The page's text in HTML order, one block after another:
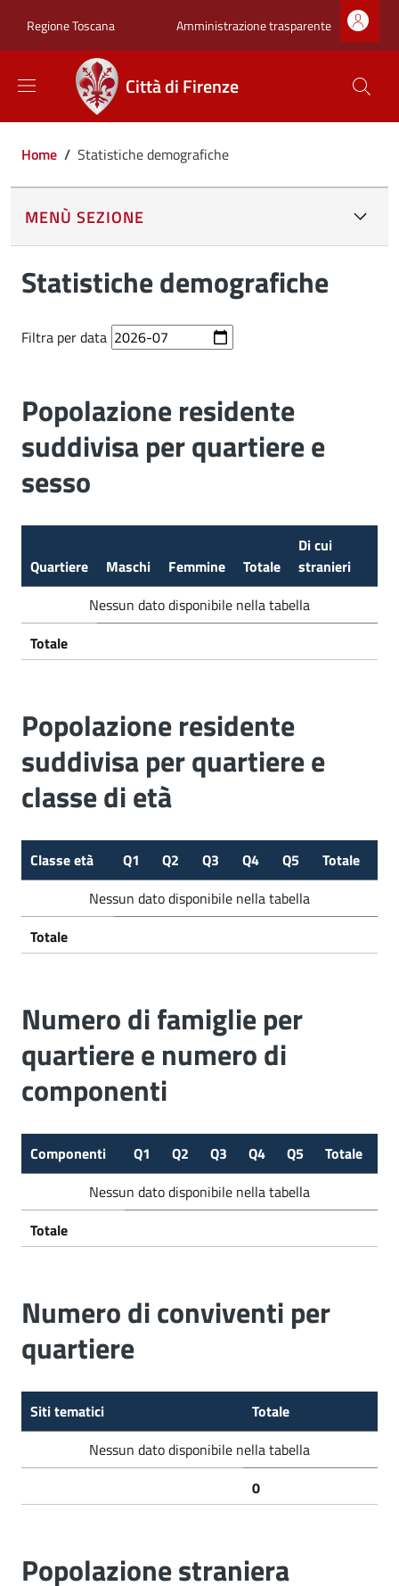
Regione Toscana Zona superiore
Amministrazione trasparente
Città di Firenze
Briciole di pane
Home / Statistiche demografiche
MENÙ SEZIONE
Statistiche demografiche
Filtra per data
Popolazione residente
suddivisa per quartiere e
sesso
Quartiere Maschi Femmine Totale
Di cui
stranieri
Nessun dato disponibile nella tabella
Totale
Popolazione residente
suddivisa per quartiere e
classe di età
Classe età Q1 Q2 Q3 Q4 Q5
Totale
Nessun dato disponibile nella tabella
Totale
Numero di famiglie per
quartiere e numero di
componenti
Componenti Q1 Q2 Q3 Q4 Q5
Totale
Nessun dato disponibile nella tabella
Totale
Numero di conviventi per
quartiere
Siti tematici
Totale
Nessun dato disponibile nella tabella
0
Popolazione straniera